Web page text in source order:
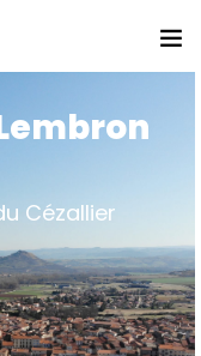
embron
Cézallier